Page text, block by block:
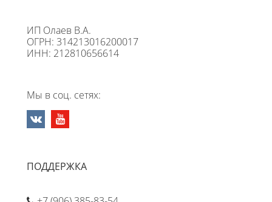
ИП Олаев В.А.
ОГРН: 314213016200017
ИНН: 212810656614
Мы в соц. сетях:
ПОДДЕРЖКА